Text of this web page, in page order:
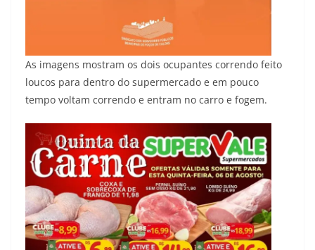
As imagens mostram os dois ocupantes correndo feito
loucos para dentro do supermercado e em pouco
tempo voltam correndo e entram no carro e fogem.